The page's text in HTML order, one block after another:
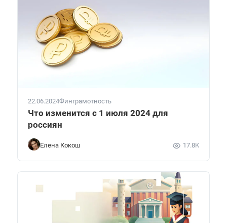
22.06.2024Финграмотность
Что изменится с 1 июля 2024 для
россиян
Елена Кокош 17.8K